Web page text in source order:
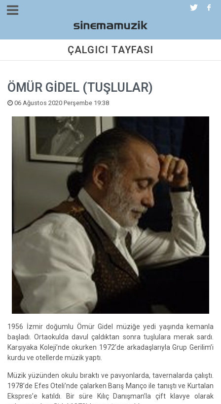
ÇALGICI TAYFASI
ÖMÜR GİDEL (TUŞLULAR)
06 Ağustos 2020 Perşembe 19:38
1956 İzmir doğumlu Ömür Gidel müziğe yedi yaşında kemanla
başladı. Ortaokulda davul çaldıktan sonra tuşlulara merak sardı.
Karşıyaka Koleji’nde okurken 1972’de arkadaşlarıyla Grup Gerilim’i
kurdu ve otellerde müzik yaptı.
Müzik yüzünden okulu bıraktı ve pavyonlarda, tavernalarda çalıştı.
1978’de Efes Oteli’nde çalarken Barış Manço ile tanıştı ve Kurtalan
Ekspres’e katıldı. Bir süre Kılıç Danışman’la çift klavye olarak